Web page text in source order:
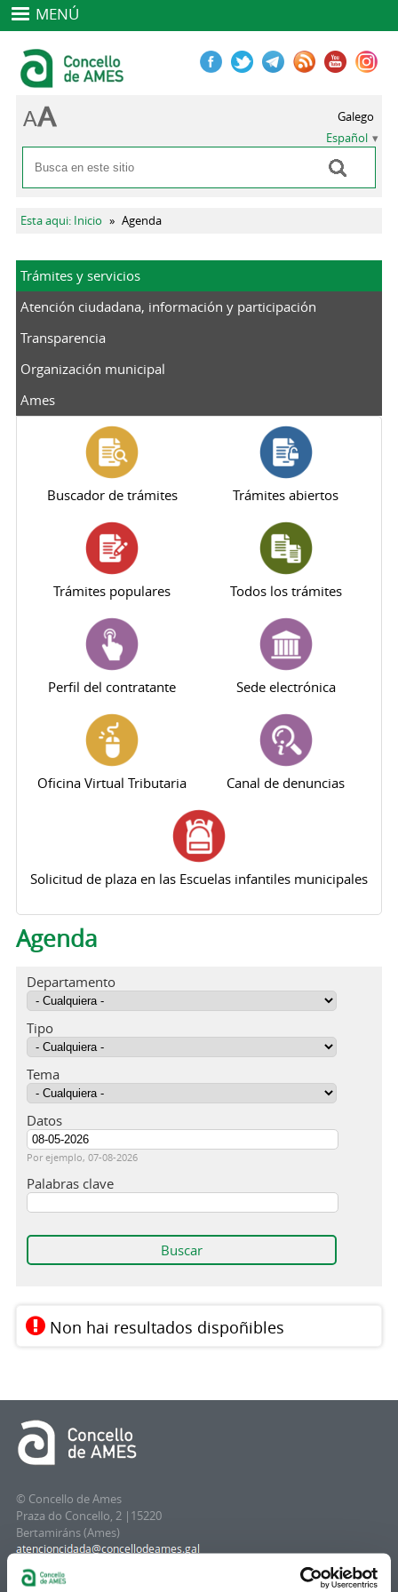
MENÚ
Formulario de búsqueda
Buscar
Galego
Español
Se encuentra usted aquí
Esta aqui: Inicio » Agenda
Trámites y servicios
Atención ciudadana, información y participación
Transparencia
Organización municipal
Ames
Buscador de trámites Trámites abiertos
Trámites populares Todos los trámites
Perfil del contratante Sede electrónica
Oficina Virtual Tributaria Canal de denuncias
Solicitud de plaza en las Escuelas infantiles municipales
Agenda
Departamento
Tipo
Tema
Datos
Fecha
Por ejemplo, 07-08-2026
Palabras clave
Non hai resultados dispoñibles
© Concello de Ames
Praza do Concello, 2 |15220
Bertamiráns (Ames)
Telf 981 883 002 | Fax 981 883 925